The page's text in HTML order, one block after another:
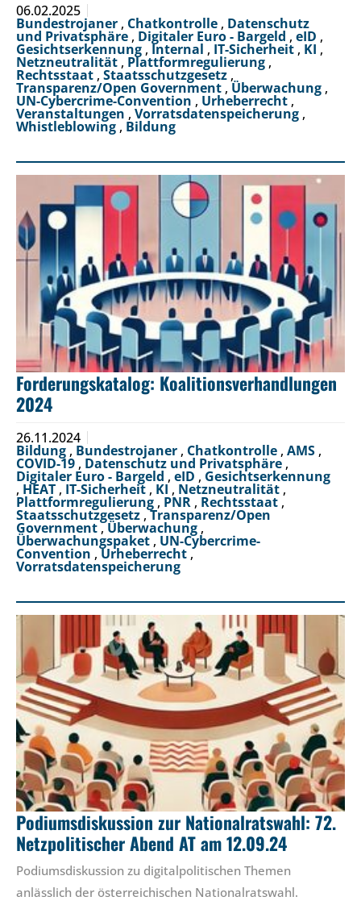
06.02.2025
Bundestrojaner , Chatkontrolle , Datenschutz
und Privatsphäre , Digitaler Euro - Bargeld , eID ,
Gesichtserkennung , Internal , IT-Sicherheit , KI ,
Netzneutralität , Plattformregulierung ,
Rechtsstaat , Staatsschutzgesetz ,
Transparenz/Open Government , Überwachung ,
UN-Cybercrime-Convention , Urheberrecht ,
Veranstaltungen , Vorratsdatenspeicherung ,
Whistleblowing , Bildung
Forderungskatalog: Koalitionsverhandlungen
2024
26.11.2024
Bildung , Bundestrojaner , Chatkontrolle , AMS ,
COVID-19 , Datenschutz und Privatsphäre ,
Digitaler Euro - Bargeld , eID , Gesichtserkennung
, HEAT , IT-Sicherheit , KI, Netzneutralität ,
Plattformregulierung , PNR , Rechtsstaat ,
Staatsschutzgesetz ,Transparenz/Open
Government,Überwachung ,
Überwachungspaket , UN-Cybercrime-
Convention ,Urheberrecht ,
Vorratsdatenspeicherung
Podiumsdiskussion zur Nationalratswahl: 72.
Netzpolitischer Abend AT am 12.09.24
Podiumsdiskussion zu digitalpolitischen Themen
anlässlich der österreichischen Nationalratswahl.